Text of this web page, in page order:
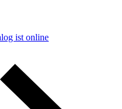
ist online